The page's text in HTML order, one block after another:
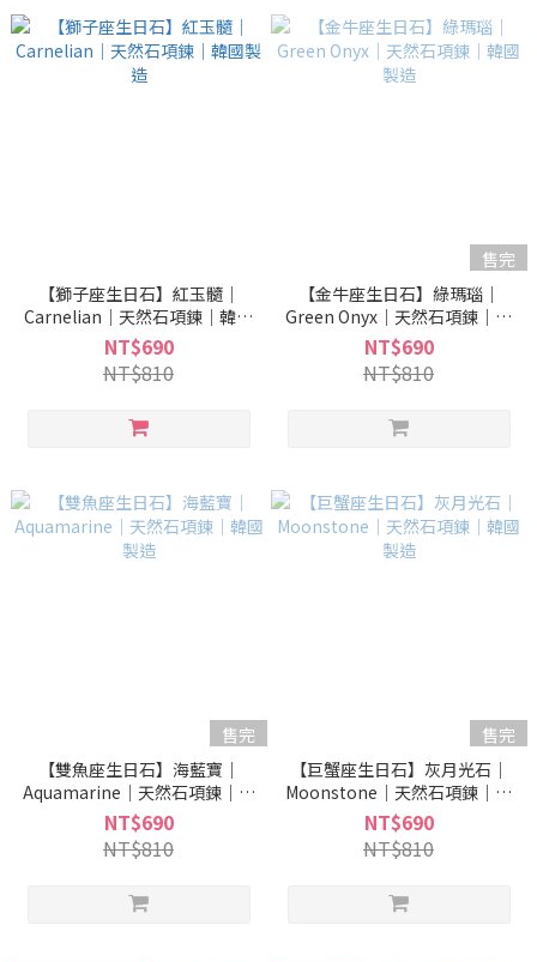
【獅子座生日石】紅玉髓｜
Carnelian｜天然石項鍊｜韓國
製造
NT$690
NT$810
售完
【金牛座生日石】綠瑪瑙｜
Green Onyx｜天然石項鍊｜韓
國製造
NT$690
NT$810
售完
【雙魚座生日石】海藍寶｜
Aquamarine｜天然石項鍊｜韓
國製造
NT$690
NT$810
售完
【巨蟹座生日石】灰月光石｜
Moonstone｜天然石項鍊｜韓
國製造
NT$690
NT$810